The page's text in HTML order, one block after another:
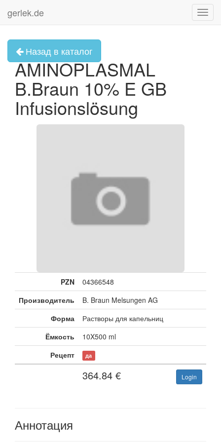
gerlek.de
Назад в каталог
AMINOPLASMAL
B.Braun 10% E GB
Infusionslösung
PZN
04366548
Производитель
B. Braun Melsungen AG
Форма
Растворы для капельниц
Ёмкость
10X500 ml
Рецепт
да
364.84 € Login
Аннотация